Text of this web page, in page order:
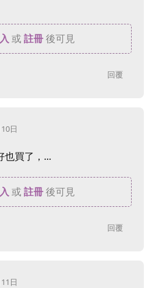
或註冊後可見
回覆
日
也買了，...
或註冊後可見
回覆
日